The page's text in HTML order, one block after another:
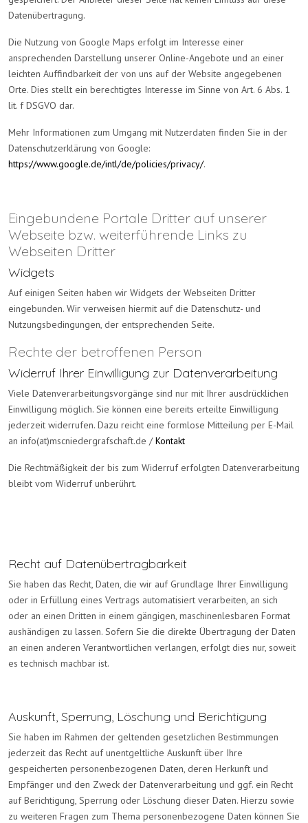
Datenübertragung.
Die Nutzung von Google Maps erfolgt im Interesse einer
ansprechenden Darstellung unserer Online-Angebote und an einer
leichten Auffindbarkeit der von uns auf der Website angegebenen
Orte. Dies stellt ein berechtigtes Interesse im Sinne von Art. 6 Abs. 1
lit. f DSGVO dar.
Mehr Informationen zum Umgang mit Nutzerdaten finden Sie in der
Datenschutzerklärung von Google:
https://www.google.de/intl/de/policies/privacy/.
Eingebundene Portale Dritter auf unserer
Webseite bzw. weiterführende Links zu
Webseiten Dritter
Widgets
Auf einigen Seiten haben wir Widgets der Webseiten Dritter
eingebunden. Wir verweisen hiermit auf die Datenschutz- und
Nutzungsbedingungen, der entsprechenden Seite.
Rechte der betroffenen Person
Widerruf Ihrer Einwilligung zur Datenverarbeitung
Viele Datenverarbeitungsvorgänge sind nur mit Ihrer ausdrücklichen
Einwilligung möglich. Sie können eine bereits erteilte Einwilligung
jederzeit widerrufen. Dazu reicht eine formlose Mitteilung per E-Mail
an info(at)mscniedergrafschaft.de /Kontakt
Die Rechtmäßigkeit der bis zum Widerruf erfolgten Datenverarbeitung
bleibt vom Widerruf unberührt.
Recht auf Datenübertragbarkeit
Sie haben das Recht, Daten, die wir auf Grundlage Ihrer Einwilligung
oder in Erfüllung eines Vertrags automatisiert verarbeiten, an sich
oder an einen Dritten in einem gängigen, maschinenlesbaren Format
aushändigen zu lassen. Sofern Sie die direkte Übertragung der Daten
an einen anderen Verantwortlichen verlangen, erfolgt dies nur, soweit
es technisch machbar ist.
Auskunft, Sperrung, Löschung und Berichtigung
Sie haben im Rahmen der geltenden gesetzlichen Bestimmungen
jederzeit das Recht auf unentgeltliche Auskunft über Ihre
gespeicherten personenbezogenen Daten, deren Herkunft und
Empfänger und den Zweck der Datenverarbeitung und ggf. ein Recht
auf Berichtigung, Sperrung oder Löschung dieser Daten. Hierzu sowie
zu weiteren Fragen zum Thema personenbezogene Daten können Sie